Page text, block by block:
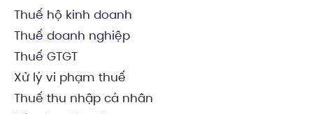
Thuế hộ kinh doanh
Thuế doanh nghiệp
Thuế GTGT
Xử lý vi phạm thuế
Thuế thu nhập cá nhân